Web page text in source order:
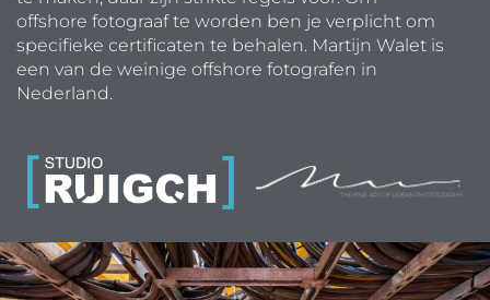
offshore fotograaf te worden ben je verplicht om
specifieke certificaten te behalen. Martijn Walet is
een van de weinige offshore fotografen in
Nederland.